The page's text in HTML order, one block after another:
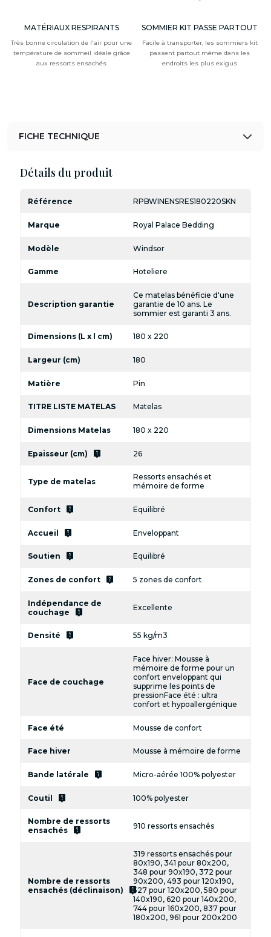
MATÉRIAUX RESPIRANTS
Très bonne circulation de l'air pour une
température de sommeil idéale grâce
aux ressorts ensachés
SOMMIER KIT PASSE PARTOUT
Facile à transporter, les sommiers kit
passent partout même dans les
endroits les plus exigus
FICHE TECHNIQUE
Détails du produit
Référence RPBWINENSRES180220SKN
Marque Royal Palace Bedding
Modèle Windsor
Gamme Hoteliere
Description garantie
Ce matelas bénéficie d'une
garantie de 10 ans. Le
sommier est garanti 3 ans.
Dimensions (L x l cm) 180 x 220
Largeur (cm) 180
Matière Pin
TITRE LISTE MATELAS Matelas
Dimensions Matelas 180 x 220
Epaisseur (cm) live_help 26
Type de matelas
Ressorts ensachés et
mémoire de forme
Confort live_help Equilibré
Accueil live_help Enveloppant
Soutien live_help Equilibré
Zones de confort live_help 5 zones de confort
Indépendance de
couchage
live_help Excellente
Densité live_help 55 kg/m3
Face de couchage
Face hiver: Mousse à
mémoire de forme pour un
confort enveloppant qui
supprime les points de
pressionFace été : ultra
confort et hypoallergénique
Face été Mousse de confort
Face hiver Mousse à mémoire de forme
Bande latérale live_help Micro-aérée 100% polyester
Coutil live_help 100% polyester
Nombre de ressorts
ensachés
live_help 910 ressorts ensachés
Nombre de ressorts
ensachés (déclinaison)
live_help
319 ressorts ensachés pour
80x190, 341 pour 80x200,
348 pour 90x190, 372 pour
90x200, 493 pour 120x190,
527 pour 120x200, 580 pour
140x190, 620 pour 140x200,
744 pour 160x200, 837 pour
180x200, 961 pour 200x200